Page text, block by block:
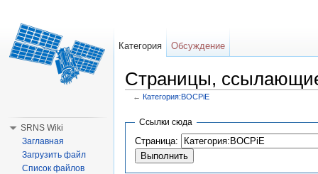
Страницы,
← Категория:BOCPiE
Ссылки сюда
Страница:
Категория Обсуждение
SRNS Wiki
Заглавная
Загрузить файл
Список файлов